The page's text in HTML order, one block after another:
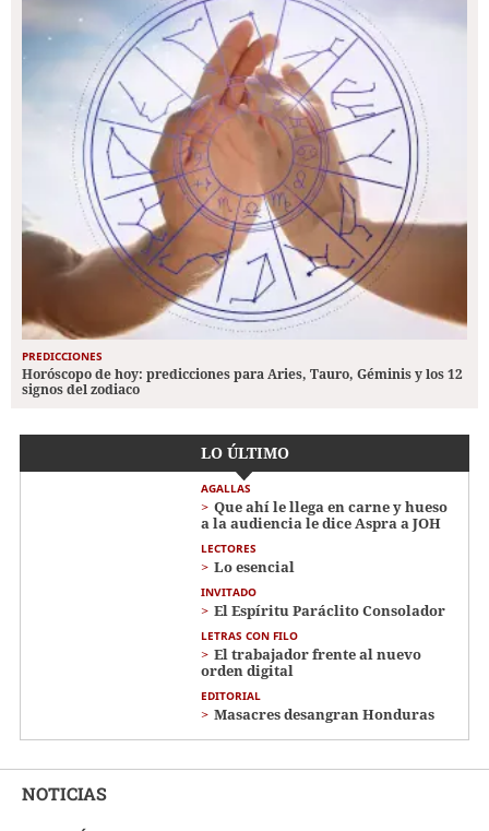
PREDICCIONES
Horóscopo de hoy: predicciones para Aries, Tauro, Géminis y los 12
signos del zodiaco
LO ÚLTIMO
AGALLAS
Que ahí le llega en carne y hueso
a la audiencia le dice Aspra a JOH
LECTORES
Lo esencial
INVITADO
El Espíritu Paráclito Consolador
LETRAS CON FILO
El trabajador frente al nuevo
orden digital
EDITORIAL
Masacres desangran Honduras
NOTICIAS